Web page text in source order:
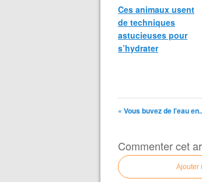
Ces animaux usent
de techniques
astucieuses pour
s’hydrater
« Vous buvez de l'eau
Commenter cet
Ajouter